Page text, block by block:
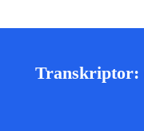
Transkriptor: